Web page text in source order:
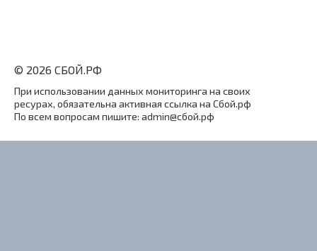
© 2026 СБОЙ.РФ
При использовании данных мониторинга на своих
ресурах, обязательна активная ссылка на Сбой.рф
По всем вопросам пишите: admin@сбой.рф